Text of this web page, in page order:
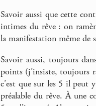
Savoir aussi que cette
intimes du rêve : on
la manifestation même de
Savoir aussi, toujours
points (j’insiste, toujours
c’est que sur les 5 il peut
préalable du rêve. À une